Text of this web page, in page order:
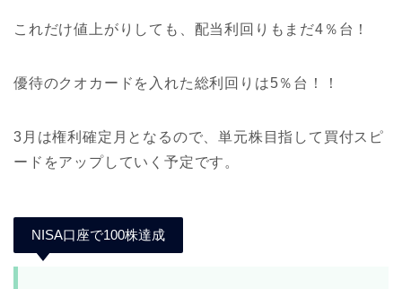
これだけ値上がりしても、配当利回りもまだ4％台！
優待のクオカードを入れた総利回りは5％台！！
3月は権利確定月となるので、単元株目指して買付スピ
ードをアップしていく予定です。
NISA口座で100株達成